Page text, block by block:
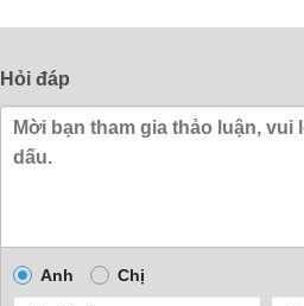
Hỏi đáp
Anh Chị